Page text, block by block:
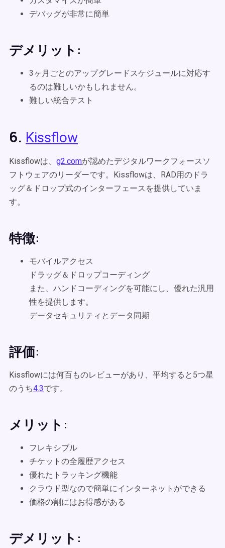
デバッグが非常に簡単
デメリット:
3ヶ月ごとのアップグレードスケジュールに対応す
るのは難しいかもしれません。
難しい統合テスト
6. Kissflow
Kissflowは、 g2.comが認めたデジタルワークフォースソ
フトウェアのリーダーです。Kissflowは、RAD用のドラ
ッグ＆ドロップ式のインターフェースを提供していま
す。
特徴:
モバイルアクセス
ドラッグ＆ドロップコーディング
また、ハンドコーディングを可能にし、優れた汎用
性を提供します。
データセキュリティとデータ同期
評価:
Kissflowには何百ものレビューがあり、平均すると5つ星
のうち4.3です。
メリット:
フレキシブル
チケットの全履歴アクセス
優れたトラッキング機能
クラウド型なので簡単にインターネットができる
価格の割にはお得感がある
デメリット: